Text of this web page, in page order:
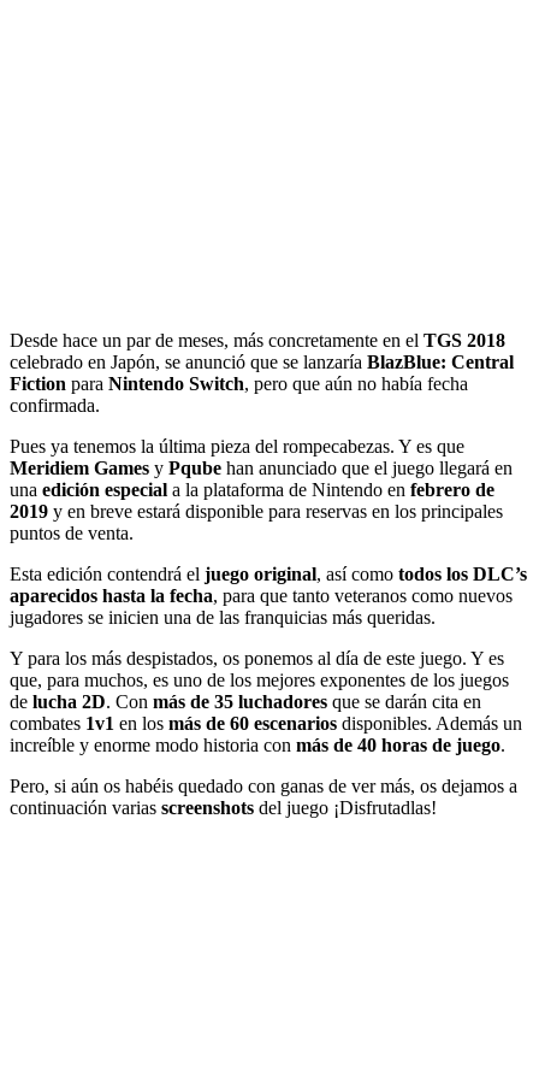
Desde hace un par de meses, más concretamente en el TGS 2018
celebrado en Japón, se anunció que se lanzaría BlazBlue: Central
Fiction para Nintendo Switch, pero que aún no había fecha
confirmada.
Pues ya tenemos la última pieza del rompecabezas. Y es que
Meridiem Games y Pqube han anunciado que el juego llegará en
una edición especial a la plataforma de Nintendo en febrero de
2019 y en breve estará disponible para reservas en los principales
puntos de venta.
Esta edición contendrá el juego original, así como todos los DLC’s
aparecidos hasta la fecha, para que tanto veteranos como nuevos
jugadores se inicien una de las franquicias más queridas.
Y para los más despistados, os ponemos al día de este juego. Y es
que, para muchos, es uno de los mejores exponentes de los juegos
de lucha 2D. Con más de 35 luchadores que se darán cita en
combates 1v1 en los más de 60 escenarios disponibles. Además un
increíble y enorme modo historia con más de 40 horas de juego.
Pero, si aún os habéis quedado con ganas de ver más, os dejamos a
continuación varias screenshots del juego ¡Disfrutadlas!